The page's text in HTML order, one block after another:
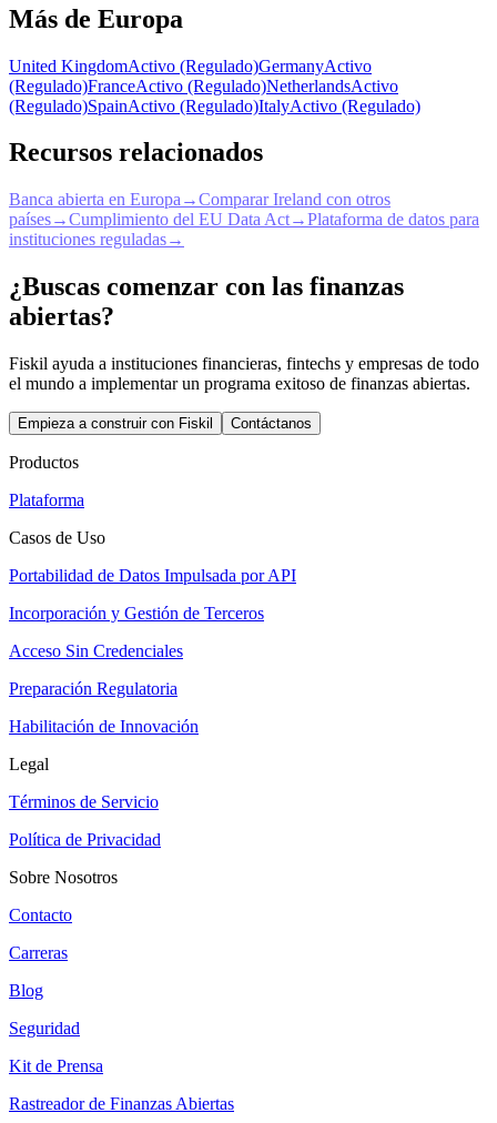
Más de Europa
United KingdomActivo (Regulado)GermanyActivo
(Regulado)FranceActivo (Regulado)NetherlandsActivo
(Regulado)SpainActivo (Regulado)ItalyActivo (Regulado)
Recursos relacionados
Banca abierta en Europa →Comparar Ireland con otros
países→Cumplimiento del EU Data Act→Plataforma de datos para
instituciones reguladas→
¿Buscas comenzar con las finanzas
abiertas?
Fiskil ayuda a instituciones financieras, fintechs y empresas de todo
el mundo a implementar un programa exitoso de finanzas abiertas.
Empieza a construir con Fiskil Contáctanos
Productos
Plataforma
Casos de Uso
Portabilidad de Datos Impulsada por API
Incorporación y Gestión de Terceros
Acceso Sin Credenciales
Preparación Regulatoria
Habilitación de Innovación
Legal
Términos de Servicio
Política de Privacidad
Sobre Nosotros
Contacto
Carreras
Blog
Seguridad
Kit de Prensa
Rastreador de Finanzas Abiertas